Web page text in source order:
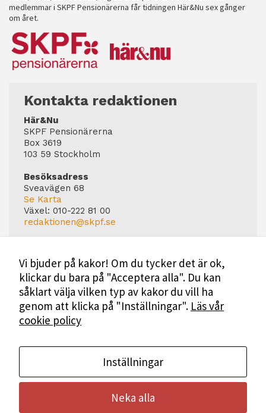
medlemmar i SKPF Pensionärerna får tidningen Här&Nu sex gånger
om året.
Kontakta redaktionen
Här&Nu
SKPF Pensionärerna
Box 3619
103 59 Stockholm
Besöksadress
Sveavägen 68
Se Karta
Växel: 010-222 81 00
redaktionen@skpf.se
Markus Dahlberg
Tel: 0720-88 17 17
markus.dahlberg@skpf.se
Annonsering
Swartling & Bergström Media
Birger Jarlsgatan 110
Tel: 08-545 160 60
Vi bjuder på kakor! Om du tycker det är ok,
klickar du bara på "Acceptera alla". Du kan
såklart välja vilken typ av kakor du vill ha
genom att klicka på "Inställningar". Läs vår
cookie policy
Inställningar
Neka alla